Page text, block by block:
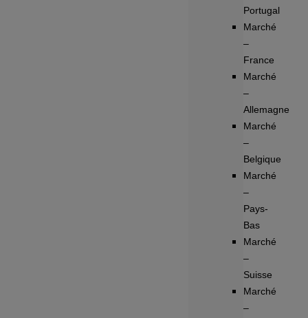
Portugal
Marché
–
France
Marché
–
Allemagne
Marché
–
Belgique
Marché
–
Pays-
Bas
Marché
–
Suisse
Marché
–